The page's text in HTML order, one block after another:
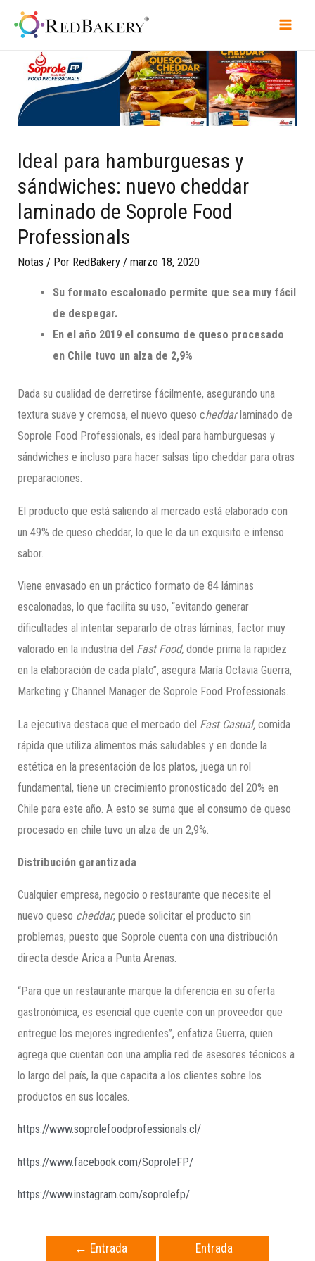
Ideal para hamburguesas y
sándwiches: nuevo cheddar
laminado de Soprole Food
Professionals
Notas / Por RedBakery /marzo 18, 2020
Su formato escalonado permite que sea muy fácil
de despegar.
En el año 2019 el consumo de queso procesado
en Chile tuvo un alza de 2,9%
Dada su cualidad de derretirse fácilmente, asegurando una
textura suave y cremosa, el nuevo queso cheddar laminado de
Soprole Food Professionals, es ideal para hamburguesas y
sándwiches e incluso para hacer salsas tipo cheddar para otras
preparaciones.
El producto que está saliendo al mercado está elaborado con
un 49% de queso cheddar, lo que le da un exquisito e intenso
sabor.
Viene envasado en un práctico formato de 84 láminas
escalonadas, lo que facilita su uso, “evitando generar
dificultades al intentar separarlo de otras láminas, factor muy
valorado en la industria del FastFood,donde prima la rapidez
en la elaboración de cada plato”, asegura María Octavia Guerra,
Marketing y Channel Manager de Soprole Food Professionals.
La ejecutiva destaca que el mercado del FastCasual,comida
rápida que utiliza alimentos más saludables y en donde la
estética en la presentación de los platos, juega un rol
fundamental, tiene un crecimiento pronosticado del 20% en
Chile para este año. A esto se suma que el consumo de queso
procesado en chile tuvo un alza de un 2,9%.
Distribución garantizada
Cualquier empresa, negocio o restaurante que necesite el
nuevo queso cheddar, puede solicitar el producto sin
problemas, puesto que Soprole cuenta con una distribución
directa desde Arica a Punta Arenas.
“Para que un restaurante marque la diferencia en su oferta
gastronómica, es esencial que cuente con un proveedor que
entregue los mejores ingredientes”, enfatiza Guerra, quien
agrega que cuentan con una amplia red de asesores técnicos a
lo largo del país, la que capacita a los clientes sobre los
productos en sus locales.
https://www.soprolefoodprofessionals.cl/
https://www.facebook.com/SoproleFP/
https://www.instagram.com/soprolefp/
← Entrada Entrada